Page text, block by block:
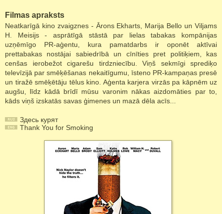
Filmas apraksts
Neatkarīgā kino zvaigznes - Ārons Ekharts, Marija Bello un Viljams
H. Meisijs - asprātīgā stāstā par lielas tabakas kompānijas
uzņēmīgo PR-aģentu, kura pamatdarbs ir oponēt aktīvai
prettabakas nostājai sabiedrībā un cīnīties pret politiķiem, kas
cenšas ierobežot cigarešu tirdzniecību. Viņš sekmīgi sprediķo
televīzijā par smēķēšanas nekaitīgumu, īsteno PR-kampaņas presē
un tiražē smēķētāju tēlus kino. Aģenta karjera virzās pa kāpnēm uz
augšu, līdz kādā brīdī mūsu varonim nākas aizdomāties par to,
kāds viņš izskatās savas ģimenes un mazā dēla acīs...
Здесь курят
Thank You for Smoking